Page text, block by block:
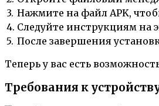
3. Нажмите на файл APK,
4. Следуйте инструкциям на
5. После завершения
Теперь у вас есть
Требования к